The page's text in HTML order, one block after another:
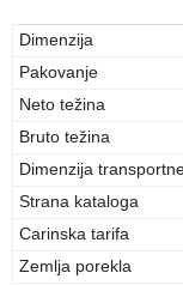
Dimenzija
Pakovanje
Neto težina
Bruto težina
Dimenzija
Strana kataloga
Carinska tarifa
Zemlja porekla